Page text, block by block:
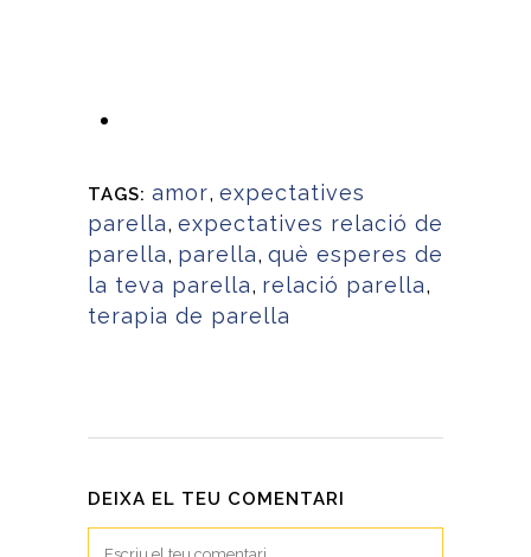
TAGS: amor, expectatives
parella, expectatives relació de
parella, parella, què esperes de
la teva parella, relació parella,
terapia de parella
DEIXA EL TEU COMENTARI